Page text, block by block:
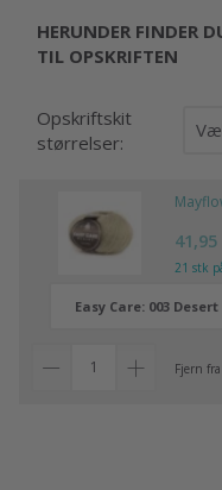
HERUNDER FINDER
TIL OPSKRIFTEN
Opskriftskit
størrelser:
41,95
21 stk
Fjern